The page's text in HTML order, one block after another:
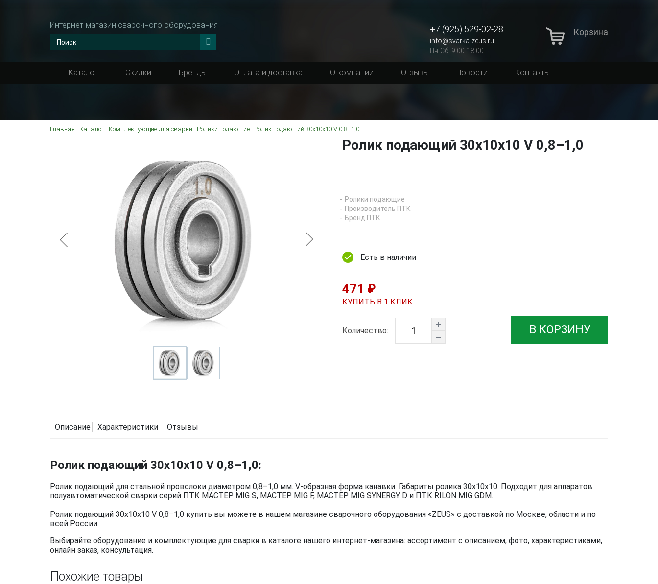
Интернет-магазин сварочного оборудования +7 (925) 529-02-28
info@svarka-zeus.ru
Пн-Сб: 9:00-18:00
Корзина
Каталог Скидки Бренды Оплата и доставка О компании Отзывы Новости Контакты
Главная Каталог Комплектующие для сварки Ролики подающие Ролик подающий 30х10х10 V 0,8–1,0
Ролик подающий 30х10х10 V 0,8–1,0
Ролики подающие
Производитель ПТК
Бренд ПТК
Есть в наличии
471 ₽
КУПИТЬ В 1 КЛИК
Количество: В КОРЗИНУ
Описание Характеристики Отзывы
Ролик подающий 30х10х10 V 0,8–1,0:
Ролик подающий для стальной проволоки диаметром 0,8–1,0 мм. V-образная форма канавки. Габариты ролика 30х10х10. Подходит для аппаратов
полуавтоматической сварки серий ПТК МАСТЕР MIG S, МАСТЕР MIG F, МАСТЕР MIG SYNERGY D и ПТК RILON MIG GDM.
Ролик подающий 30х10х10 V 0,8–1,0 купить вы можете в нашем магазине сварочного оборудования «ZEUS» с доставкой по Москве, области и по
всей России.
Выбирайте оборудование и комплектующие для сварки в каталоге нашего интернет-магазина: ассортимент с описанием, фото, характеристиками,
онлайн заказ, консультация.
Похожие товары